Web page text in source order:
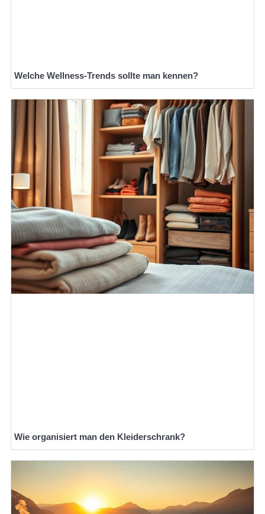
Welche Wellness-Trends sollte man kennen?
Wie organisiert man den Kleiderschrank?